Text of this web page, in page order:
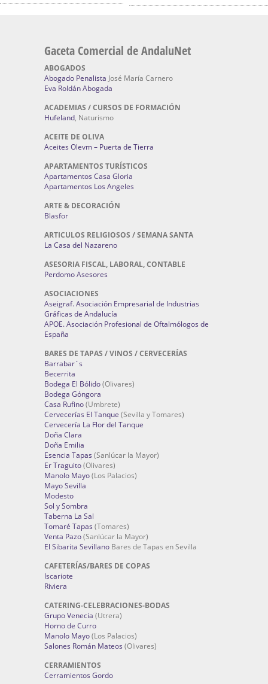
Gaceta Comercial de AndaluNet
ABOGADOS
Abogado Penalista José María Carnero
Eva Roldán Abogada
ACADEMIAS / CURSOS DE FORMACIÓN
Hufeland, Naturismo
ACEITE DE OLIVA
Aceites Olevm – Puerta de Tierra
APARTAMENTOS TURÍSTICOS
Apartamentos Casa Gloria
Apartamentos Los Angeles
ARTE & DECORACIÓN
Blasfor
ARTICULOS RELIGIOSOS / SEMANA SANTA
La Casa del Nazareno
ASESORIA FISCAL, LABORAL, CONTABLE
Perdomo Asesores
ASOCIACIONES
Aseigraf. Asociación Empresarial de Industrias
Gráficas de Andalucía
APOE. Asociación Profesional de Oftalmólogos de
España
BARES DE TAPAS / VINOS / CERVECERÍAS
Barrabar´s
Becerrita
Bodega El Bólido(Olivares)
Bodega Góngora
Casa Rufino(Umbrete)
Cervecerías El Tanque (Sevilla y Tomares)
Cervecería La Flor del Tanque
Doña Clara
Doña Emilia
Esencia Tapas (Sanlúcar la Mayor)
Er Traguito(Olivares)
Manolo Mayo(Los Palacios)
Mayo Sevilla
Modesto
Sol y Sombra
Taberna La Sal
Tomaré Tapas (Tomares)
Venta Pazo(Sanlúcar la Mayor)
El Sibarita Sevillano Bares de Tapas en Sevilla
CAFETERÍAS/BARES DE COPAS
Iscariote
Riviera
CATERING-CELEBRACIONES-BODAS
Grupo Venecia (Utrera)
Horno de Curro
Manolo Mayo(Los Palacios)
Salones Román Mateos (Olivares)
CERRAMIENTOS
Cerramientos Gordo